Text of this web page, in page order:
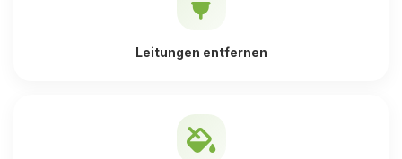
Leitungen entfernen